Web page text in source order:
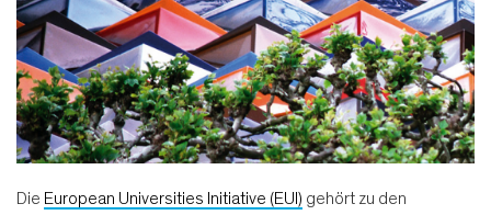
Die European Universities Initiative (EUI) gehört zu den